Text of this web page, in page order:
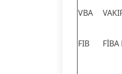
VBA
FIB FİBA